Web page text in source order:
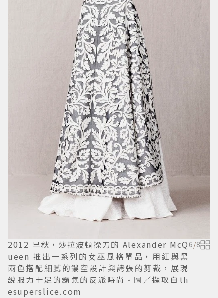
2012 早秋，莎拉波頓操刀的 Alexander McQ
ueen 推出一系列的女巫風格單品，用紅與黑
兩色搭配細膩的鏤空設計與誇張的剪裁，展現
說服力十足的霸氣的反派時尚。圖／擷取自th
esuperslice.com
6/8